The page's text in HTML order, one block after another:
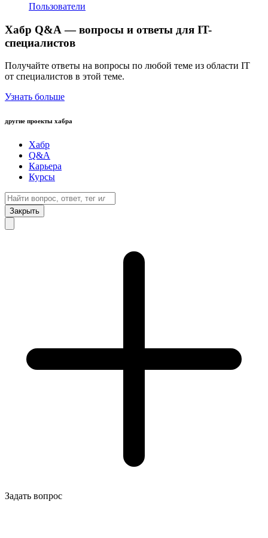
Пользователи
Хабр Q&A — вопросы и ответы для IT-
специалистов
Получайте ответы на вопросы по любой теме из области IT
от специалистов в этой теме.
Узнать больше
другие проекты хабра
Хабр
Q&A
Карьера
Курсы
Закрыть
Задать вопрос